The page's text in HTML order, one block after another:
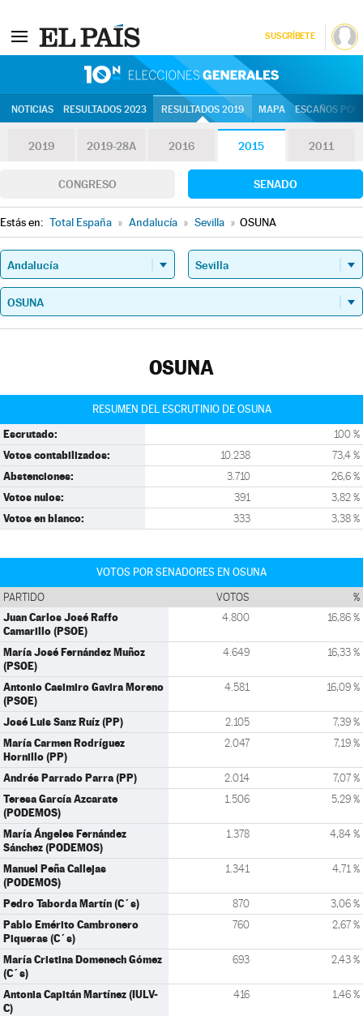
SUSCRÍBETE
NOTICIAS RESULTADOS 2023 RESULTADOS 2019 MAPA ESCAÑOS
2019 2019-28A 2016 2015 2011
CONGRESO SENADO
Estás en: Total España » Andalucía » Sevilla » OSUNA
OSUNA
RESUMEN DEL ESCRUTINIO DE OSUNA
Escrutado: 100 %
Votos contabilizados: 10.238 73,4 %
Abstenciones: 3.710 26,6 %
Votos nulos: 391 3,82 %
Votos en blanco: 333 3,38 %
VOTOS POR SENADORES EN OSUNA
PARTIDO VOTOS %
Juan Carlos José Raffo
Camarillo (PSOE)
4.800 16,86 %
María José Fernández Muñoz
(PSOE)
4.649 16,33 %
Antonio Casimiro Gavira Moreno
(PSOE)
4.581 16,09 %
José Luis Sanz Ruíz (PP) 2.105 7,39 %
María Carmen Rodríguez
Hornillo (PP)
2.047 7,19 %
Andrés Parrado Parra (PP) 2.014 7,07 %
Teresa García Azcarate
(PODEMOS)
1.506 5,29 %
María Ángeles Fernández
Sánchez (PODEMOS)
1.378 4,84 %
Manuel Peña Callejas
(PODEMOS)
1.341 4,71 %
Pedro Taborda Martín (C´s) 870 3,06 %
Pablo Emérito Cambronero
Piqueras (C´s)
760 2,67 %
María Cristina Domenech Gómez
(C´s)
693 2,43 %
Antonia Capitán Martínez (IULV-
C)
416 1,46 %